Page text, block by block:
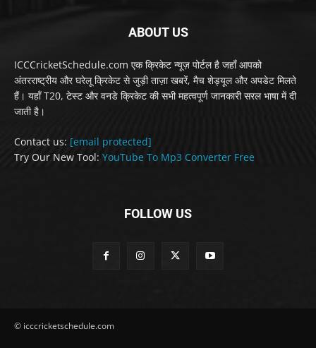
ABOUT US
ICCCricketSchedule.com एक क्रिकेट न्यूज़ पोर्टल है जहाँ आपको
अंतरराष्ट्रीय और घरेलू क्रिकेट से जुड़ी ताज़ा खबरें, मैच शेड्यूल और अपडेट मिलते
हैं। यहाँ T20, टेस्ट और वनडे क्रिकेट की सभी महत्वपूर्ण जानकारी सरल भाषा में दी
जाती है।
Contact us: [email protected]
Try Our New Tool: YouTube To Mp3 Converter Free
FOLLOW US
© icccricketschedule.com